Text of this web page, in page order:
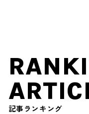
記事ランキング